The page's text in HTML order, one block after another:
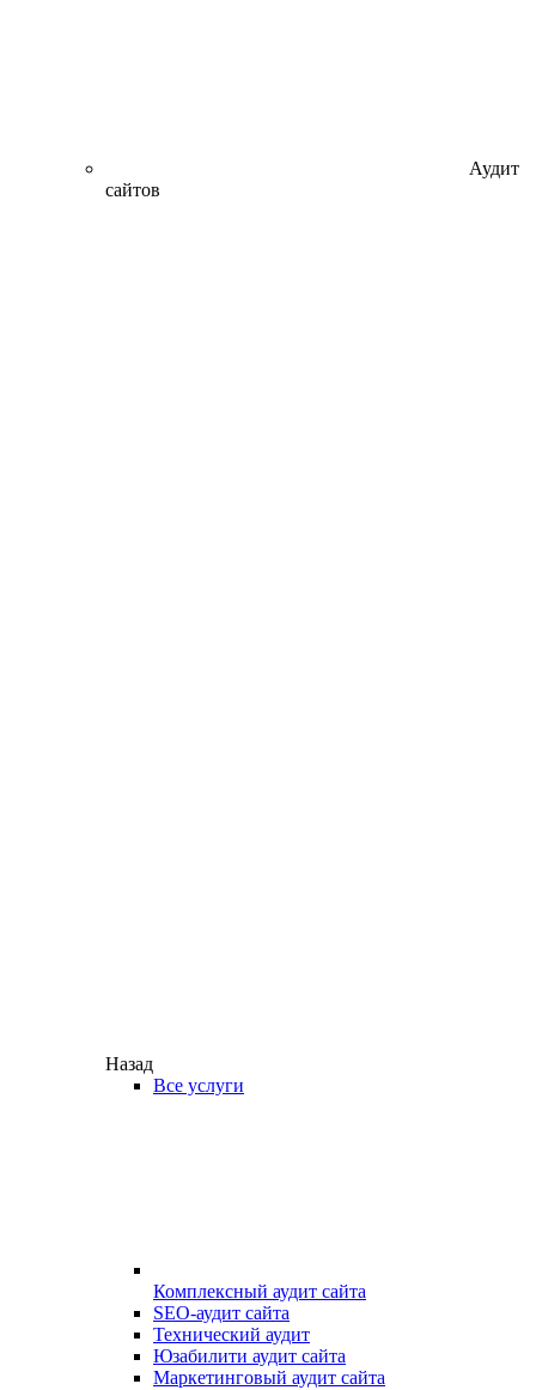
Аудит
сайтов
Назад
Все услуги
Комплексный аудит сайта
SEO-аудит сайта
Технический аудит
Юзабилити аудит сайта
Маркетинговый аудит сайта